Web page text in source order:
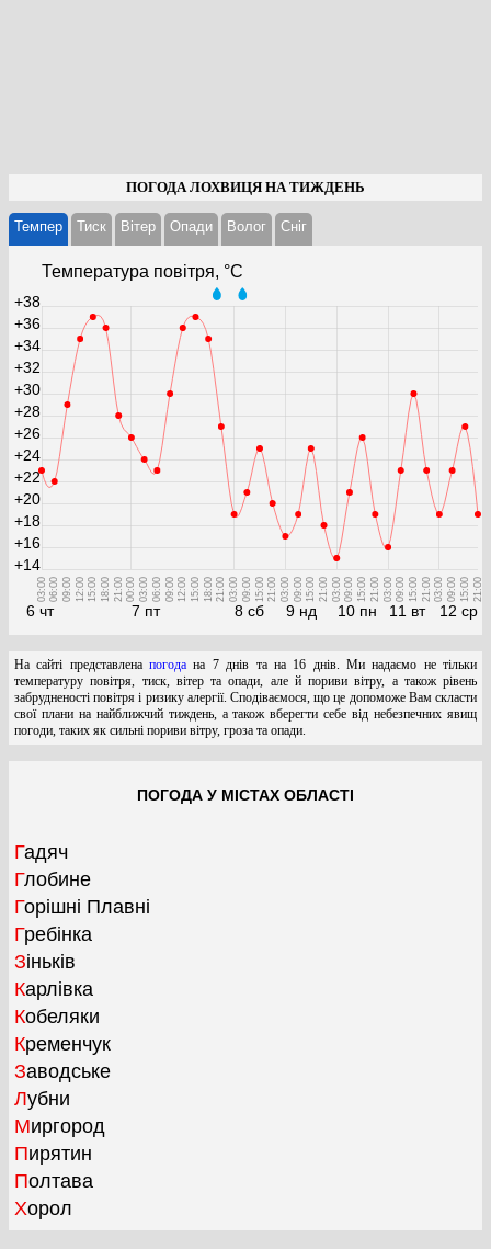
ПОГОДА ЛОХВИЦЯ НА ТИЖДЕНЬ
Темпер Тиск Вітер Опади Волог Cніг
Температура повітря, °С
6 чт
03:0006:00 09:00 12:0015:00 18:00 21:00
7 пт
00:00 03:00 06:00 09:0012:00 15:00 18:0021:00
8 сб
03:00 09:00 15:0021:00
9 нд
03:00 09:0015:00 21:00
10 пн
03:0009:00 15:00 21:00
11 вт
03:0009:00 15:00 21:00
12 ср
03:00 09:00 15:00 21:00
+14
+16
+18
+20
+22
+24
+26
+28
+30
+32
+34
+36
+38
На сайті представленапогода на 7 днів та на 16 днів. Ми надаємо не тільки
температуру повітря, тиск, вітер та опади, але й пориви вітру, а також рівень
забрудненості повітря і ризику алергії. Сподіваємося, що це допоможе Вам скласти
свої плани на найближчий тиждень, а також вберегти себе від небезпечних явищ
погоди, таких як сильні пориви вітру, гроза та опади.
ПОГОДА У МІСТАХ ОБЛАСТІ
Гадяч
Глобине
Горішні Плавні
Гребінка
Зіньків
Карлівка
Кобеляки
Кременчук
Заводське
Лубни
Миргород
Пирятин
Полтава
Хорол